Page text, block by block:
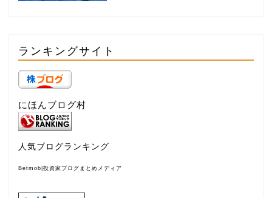
ランキングサイト
にほんブログ村
人気ブログランキング
Betmob|投資家ブログまとめメディア